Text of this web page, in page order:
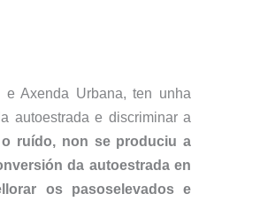
e Axenda Urbana, ten unha
autoestrada e discriminar a
ruído, non se produciu a
da autoestrada en
os pasoselevados e